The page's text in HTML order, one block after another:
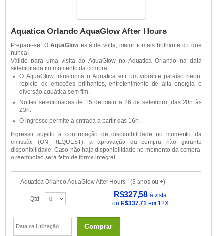
Aquatica Orlando AquaGlow After Hours
Prepare-se! OAquaGlowestá de volta, maior e mais brilhante do que
nunca!
Válido para uma visita ao AquaGlow no Aquatica Orlando na data
selecionada no momento da compra.
O AquaGlow transforma o Aquatica em um vibrante paraíso neon,
repleto de emoções brilhantes, entretenimento de alta energia e
diversão aquática sem fim.
Noites selecionadas de 15 de maio a 26 de setembro, das 20h às
23h.
O ingresso permite a entrada a partir das 16h.
Ingresso sujeito a confirmação de disponibilidade no momento da
emissão (ON REQUEST), a aprovação da compra não garante
disponibilidade. Caso não haja disponibilidade no momento da compra,
o reembolso será feito de forma integral.
Aquatica Orlando AquaGlow After Hours - (3 anos ou +)
Qtd R$327,58à vista
ou R$337,71em 12X
Comprar